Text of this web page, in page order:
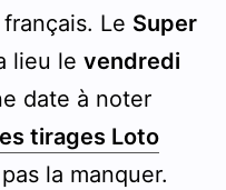
Le Super
lieu le vendredi
date à noter
tirages Loto
la manquer.